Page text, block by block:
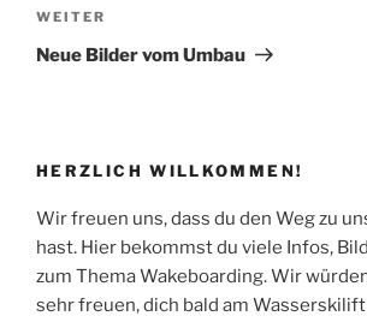
Nächster
Beitrag
WEITER
Neue Bilder vom Umbau
HERZLICH WILLKOMMEN!
Wir freuen uns, dass du den Weg zu
hast. Hier bekommst du viele Infos,
zum Thema Wakeboarding. Wir
sehr freuen, dich bald am